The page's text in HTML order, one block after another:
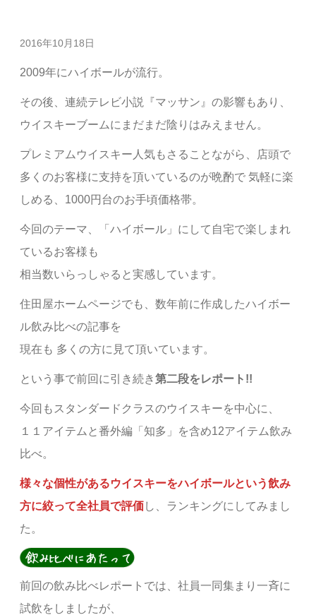
2016年10月18日
2009年にハイボールが流行。
その後、連続テレビ小説『マッサン』の影響もあり、
ウイスキーブームにまだまだ陰りはみえません。
プレミアムウイスキー人気もさることながら、店頭で
多くのお客様に支持を頂いているのが晩酌で 気軽に楽
しめる、1000円台のお手頃価格帯。
今回のテーマ、「ハイボール」にして自宅で楽しまれ
ているお客様も
相当数いらっしゃると実感しています。
住田屋ホームページでも、数年前に作成したハイボー
ル飲み比べの記事を
現在も 多くの方に見て頂いています。
という事で前回に引き続き第二段をレポート!!
今回もスタンダードクラスのウイスキーを中心に、
１１アイテムと番外編「知多」を含め12アイテム飲み
比べ。
様々な個性があるウイスキーをハイボールという飲み
方に絞って全社員で評価し、ランキングにしてみまし
た。
前回の飲み比べレポートでは、社員一同集まり一斉に
試飲をしましたが、